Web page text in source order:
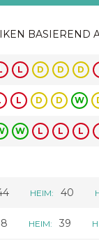
BASIEREND
L D D D
L D D W
W L L L
HEIM: 40
HEIM: 39